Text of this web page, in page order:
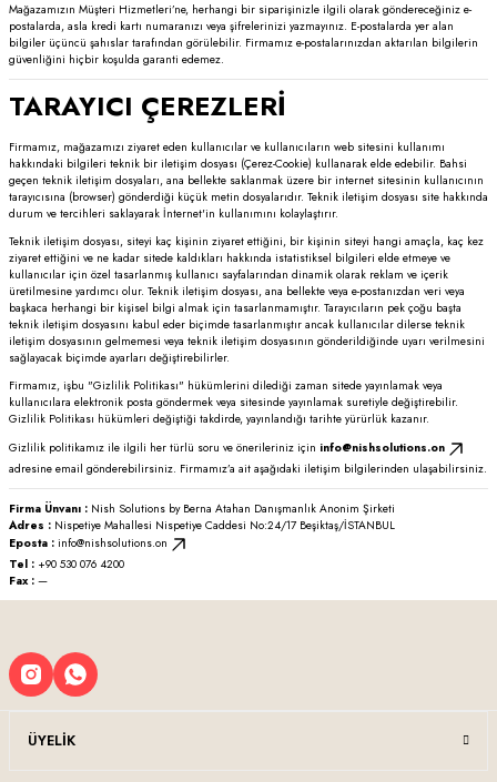
Mağazamızın Müşteri Hizmetleri’ne, herhangi bir siparişinizle ilgili olarak göndereceğiniz e-
postalarda, asla kredi kartı numaranızı veya şifrelerinizi yazmayınız. E-postalarda yer alan
bilgiler üçüncü şahıslar tarafından görülebilir. Firmamız e-postalarınızdan aktarılan bilgilerin
güvenliğini hiçbir koşulda garanti edemez.
TARAYICI ÇEREZLERİ
Firmamız, mağazamızı ziyaret eden kullanıcılar ve kullanıcıların web sitesini kullanımı
hakkındaki bilgileri teknik bir iletişim dosyası (Çerez-Cookie) kullanarak elde edebilir. Bahsi
geçen teknik iletişim dosyaları, ana bellekte saklanmak üzere bir internet sitesinin kullanıcının
tarayıcısına (browser) gönderdiği küçük metin dosyalarıdır. Teknik iletişim dosyası site hakkında
durum ve tercihleri saklayarak İnternet'in kullanımını kolaylaştırır.
Teknik iletişim dosyası, siteyi kaç kişinin ziyaret ettiğini, bir kişinin siteyi hangi amaçla, kaç kez
ziyaret ettiğini ve ne kadar sitede kaldıkları hakkında istatistiksel bilgileri elde etmeye ve
kullanıcılar için özel tasarlanmış kullanıcı sayfalarından dinamik olarak reklam ve içerik
üretilmesine yardımcı olur. Teknik iletişim dosyası, ana bellekte veya e-postanızdan veri veya
başkaca herhangi bir kişisel bilgi almak için tasarlanmamıştır. Tarayıcıların pek çoğu başta
teknik iletişim dosyasını kabul eder biçimde tasarlanmıştır ancak kullanıcılar dilerse teknik
iletişim dosyasının gelmemesi veya teknik iletişim dosyasının gönderildiğinde uyarı verilmesini
sağlayacak biçimde ayarları değiştirebilirler.
Firmamız, işbu "Gizlilik Politikası" hükümlerini dilediği zaman sitede yayınlamak veya
kullanıcılara elektronik posta göndermek veya sitesinde yayınlamak suretiyle değiştirebilir.
Gizlilik Politikası hükümleri değiştiği takdirde, yayınlandığı tarihte yürürlük kazanır.
Gizlilik politikamız ile ilgili her türlü soru ve önerileriniz için info@nishsolutions.on
adresine email gönderebilirsiniz. Firmamız’a ait aşağıdaki iletişim bilgilerinden ulaşabilirsiniz.
Firma Ünvanı : Nish Solutions by Berna Atahan Danışmanlık Anonim Şirketi
Adres : Nispetiye Mahallesi Nispetiye Caddesi No:24/17 Beşiktaş/İSTANBUL
Eposta : info@nishsolutions.on
Tel : +90 530 076 4200
Fax : —
ÜYELIK